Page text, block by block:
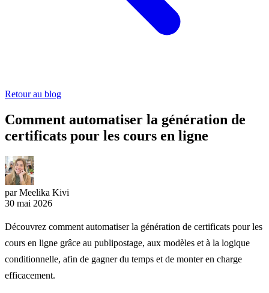
Retour au blog
Comment automatiser la génération de
certificats pour les cours en ligne
par Meelika Kivi
30 mai 2026
Découvrez comment automatiser la génération de certificats pour les
cours en ligne grâce au publipostage, aux modèles et à la logique
conditionnelle, afin de gagner du temps et de monter en charge
efficacement.